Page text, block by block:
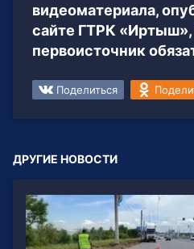
видеоматериала,
сайте ГТРК «Иртыш»,
первоисточник
Поделиться
ДРУГИЕ НОВОСТИ